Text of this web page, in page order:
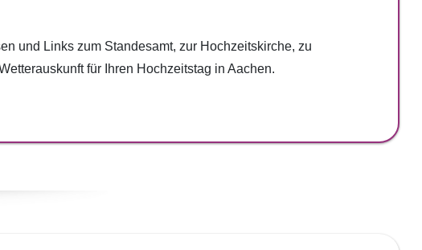
und Links zum Standesamt, zur Hochzeitskirche, zu
für Ihren Hochzeitstag in Aachen.